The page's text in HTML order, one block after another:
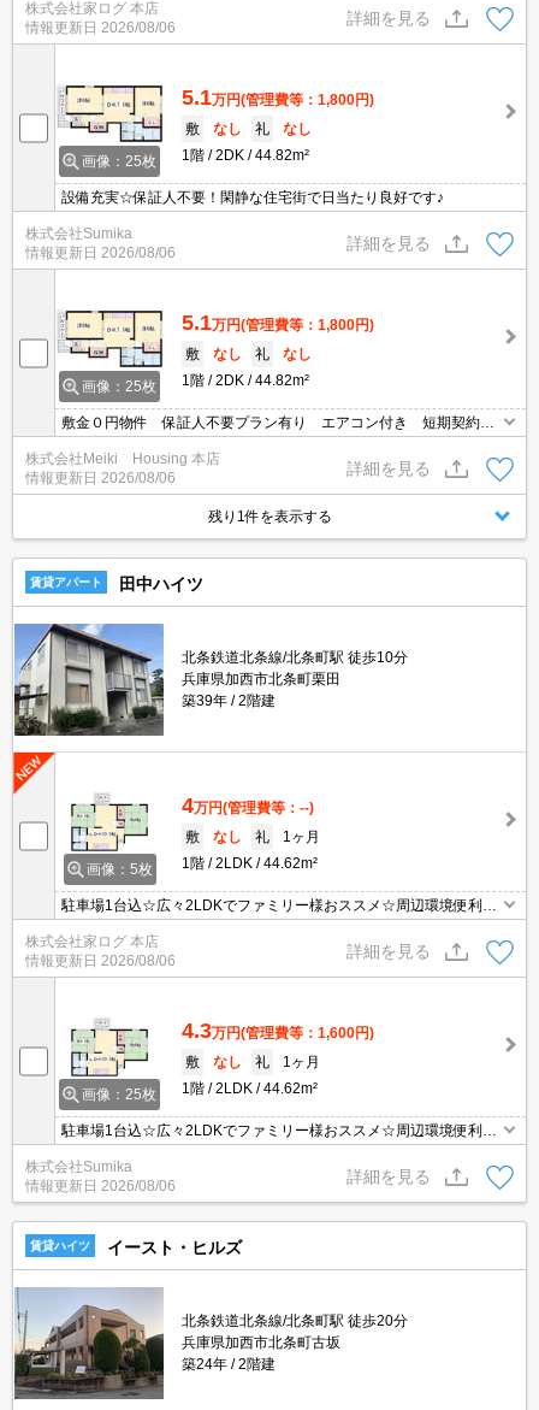
株式会社家ログ 本店
情報更新日 2026/08/06
詳細を見る
画像：25枚
5.1万円(管理費等：1,800円)
敷
なし 礼
なし
1階
2DK 44.82m²
設備充実☆保証人不要！閑静な住宅街で日当たり良好です♪
株式会社Sumika
情報更新日 2026/08/06
詳細を見る
画像：25枚
5.1万円(管理費等：1,800円)
敷
なし 礼
なし
1階
2DK 44.82m²
敷金０円物件 保証人不要プラン有り エアコン付き 短期契約も
ご相談可能☆
株式会社Meiki Housing 本店
情報更新日 2026/08/06
詳細を見る
残り1件を表示する
賃貸アパート 田中ハイツ
北条鉄道北条線/北条町駅 徒歩10分
兵庫県加西市北条町栗田
築39年
2階建
画像：5枚
4万円(管理費等：--)
敷
なし 礼
1ヶ月
1階
2LDK 44.62m²
駐車場1台込☆広々2LDKでファミリー様おススメ☆周辺環境便利な
立地☆
株式会社家ログ 本店
情報更新日 2026/08/06
詳細を見る
画像：25枚
4.3万円(管理費等：1,600円)
敷
なし 礼
1ヶ月
1階
2LDK 44.62m²
駐車場1台込☆広々2LDKでファミリー様おススメ☆周辺環境便利な
立地☆
株式会社Sumika
情報更新日 2026/08/06
詳細を見る
賃貸ハイツ イースト・ヒルズ
北条鉄道北条線/北条町駅 徒歩20分
兵庫県加西市北条町古坂
築24年
2階建